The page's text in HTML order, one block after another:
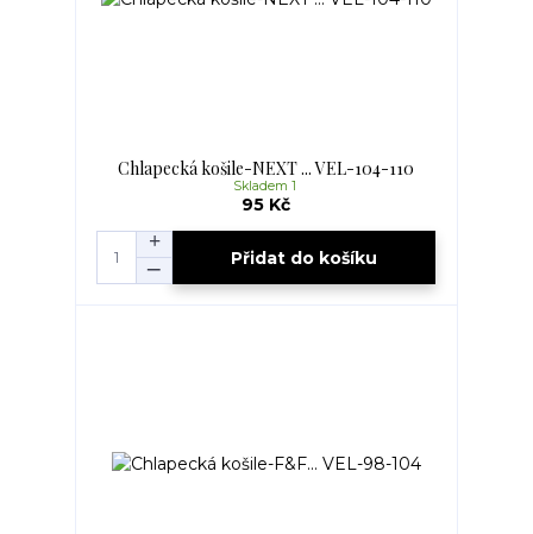
Chlapecká košile-NEXT ... VEL-104-110
95 Kč
Skladem 1
Přidat do košíku